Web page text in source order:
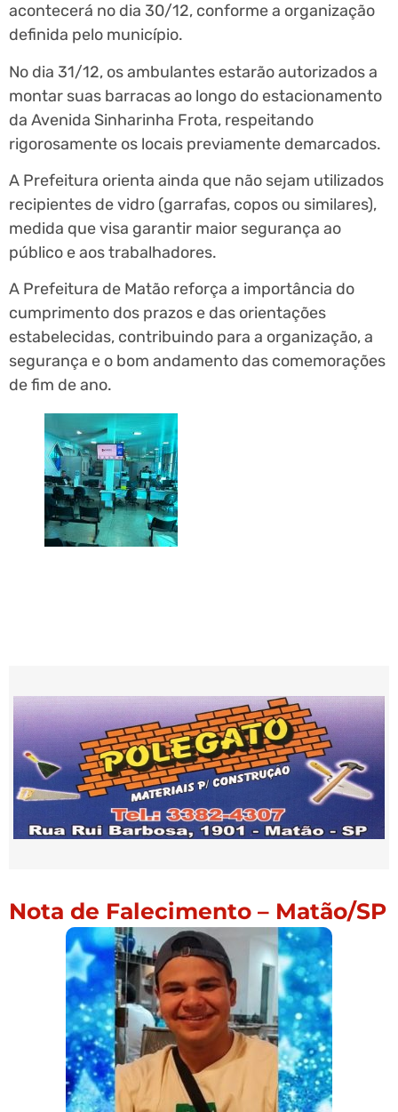
acontecerá no dia 30/12, conforme a organização
definida pelo município.
No dia 31/12, os ambulantes estarão autorizados a
montar suas barracas ao longo do estacionamento
da Avenida Sinharinha Frota, respeitando
rigorosamente os locais previamente demarcados.
A Prefeitura orienta ainda que não sejam utilizados
recipientes de vidro (garrafas, copos ou similares),
medida que visa garantir maior segurança ao
público e aos trabalhadores.
A Prefeitura de Matão reforça a importância do
cumprimento dos prazos e das orientações
estabelecidas, contribuindo para a organização, a
segurança e o bom andamento das comemorações
de fim de ano.
Nota de Falecimento – Matão/SP